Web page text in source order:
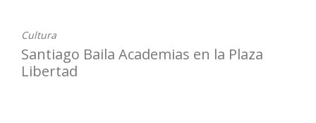
Cultura
Santiago Baila Academias en la Plaza
Libertad